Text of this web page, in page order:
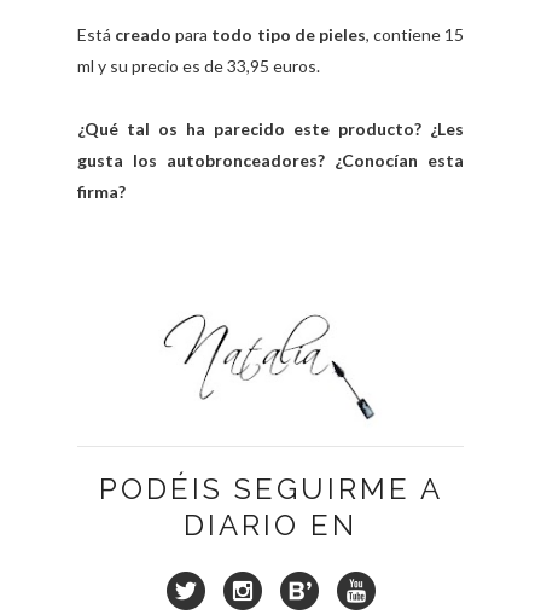
Está creado para todo tipo de pieles, contiene 15
ml y su precio es de 33,95 euros.
¿Qué tal os ha parecido este producto? ¿Les
gusta los autobronceadores? ¿Conocían esta
firma?
PODÉIS SEGUIRME A
DIARIO EN